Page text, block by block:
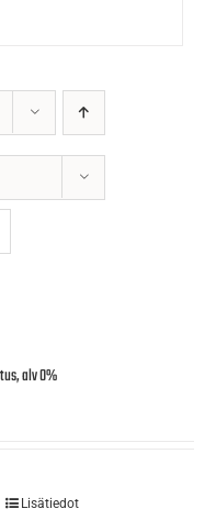
alv 0%
Lisätiedot